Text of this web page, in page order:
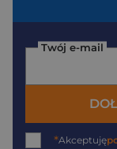
Twój e-mail
*Akceptuję